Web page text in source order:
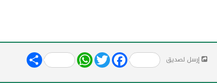
إرسل لصديق Share WhatsApp
Twitter Facebook